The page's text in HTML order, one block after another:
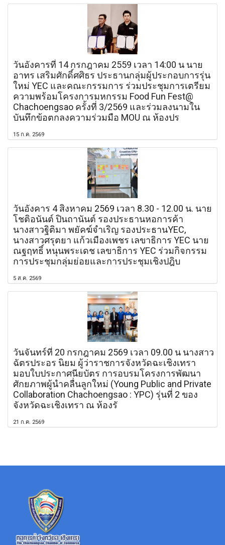
วันอังคารที่ 14 กรกฎาคม 2559 เวลา 14:00 น นาย
อาทร เสริมศักดิ์ศศิธร ประธานกลุ่มผู้ประกอบการรุ่น
ใหม่ YEC และคณะกรรมการ ร่วมประชุมการเตรียม
ความพร้อมโครงการมหกรรม Food Fun Fest@
Chachoengsao ครั้งที่ 3/2569 และร่วมลงนามใน
บันทึกข้อตกลงความร่วมมือ MOU ณ ห้องปร
15 ก.ค. 2569
วันอังคาร 4 สิงหาคม 2569 เวลา 8.30 - 12.00 น. นาย
โชติอนันต์ ปินถานันต์ รองประธานหอการค้า
นางสาวฐิติมา พยัคฆ์จำเริญ รองประธานYEC,
นางสาวศรุตยา แก้วเมืองเพชร เลขาธิการ YEC นาย
ณฐฤทธิ์ หนุนพระเดช เลขาธิการ YEC ร่วมกิจกรรม
การประชุมกลุ่มย่อยและการประชุมเชิงปฎิบ
5 ส.ค. 2569
วันจันทร์ที่ 20 กรกฎาคม 2569 เวลา 09.00 น นางสาว
ฉัตรประอร นิยม ผู้ว่าราชการจังหวัดฉะเชิงเทรา
มอบใบประกาศนียบัตร การอบรมโครงการพัฒนา
ศักยภาพผู้นำคลื่นลูกใหม่ (Young Public and Private
Collaboration Chachoengsao : YPC) รุ่นที่ 2 ของ
จังหวัดฉะเชิงเทรา ณ ห้องรั
21 ก.ค. 2569